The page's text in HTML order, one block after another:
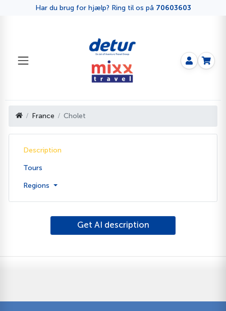
Har du brug for hjælp? Ring til os på 70603603
France Cholet
Description
Tours
Regions
Get AI description